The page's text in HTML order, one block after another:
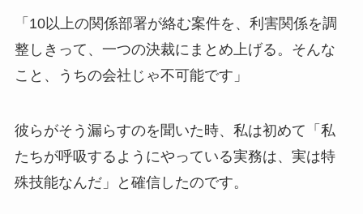
「10以上の関係部署が絡む案件を、利害関係を調
整しきって、一つの決裁にまとめ上げる。そんな
こと、うちの会社じゃ不可能です」
彼らがそう漏らすのを聞いた時、私は初めて「私
たちが呼吸するようにやっている実務は、実は特
殊技能なんだ」と確信したのです。